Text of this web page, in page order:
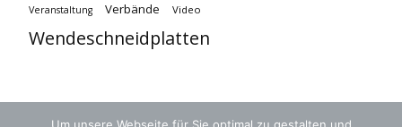
Veranstaltung Verbände Video
Wendeschneidplatten